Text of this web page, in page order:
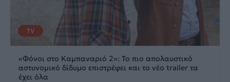
TV
«Φόνοι στο Καμπαναριό 2»: Το πιο απολαυστικό
αστυνομικό δίδυμο επιστρέφει και το νέο trailer τα
έχει όλα